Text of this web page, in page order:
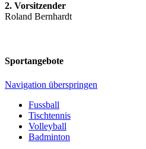
2. Vorsitzender
Roland Bernhardt
Sportangebote
Navigation überspringen
Fussball
Tischtennis
Volleyball
Badminton